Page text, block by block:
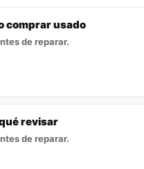
comprar usado
de reparar.
revisar
de reparar.